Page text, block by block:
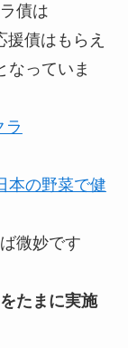
債は
債はもらえ
なっていま
ラ
本の野菜で健
微妙です
たまに実施